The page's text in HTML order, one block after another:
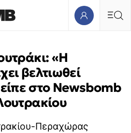
«Η
βελτιωθεί
στο Newsbomb
Περαχώρας